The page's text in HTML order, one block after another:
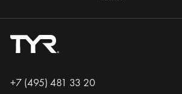
+7 (495) 481 33 20